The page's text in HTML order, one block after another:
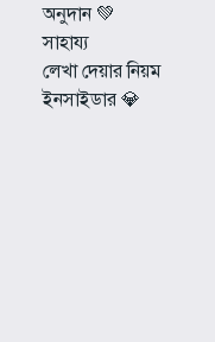
অনুদান 💚
সাহায্য
লেখা দেয়ার নিয়ম
ইনসাইডার 💎